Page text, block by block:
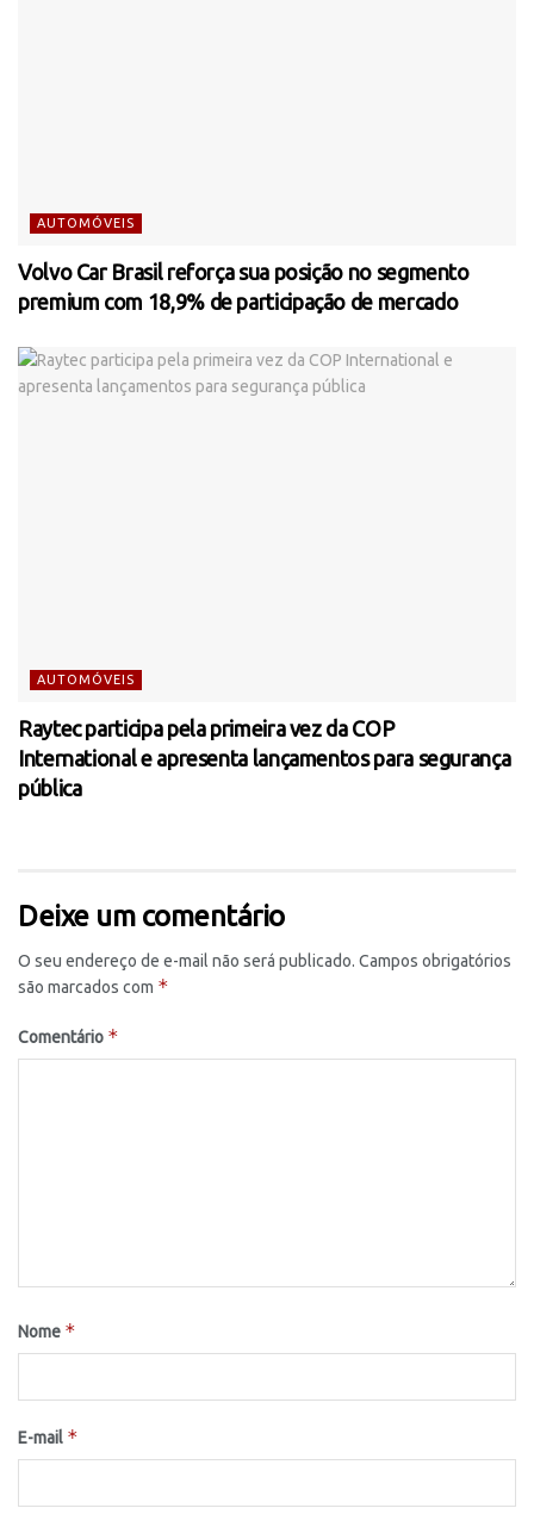
AUTOMÓVEIS
Volvo Car Brasil reforça sua posição no segmento
premium com 18,9% de participação de mercado
AUTOMÓVEIS
Raytec participa pela primeira vez da COP
International e apresenta lançamentos para segurança
pública
Deixe um comentário
O seu endereço de e-mail não será publicado. Campos obrigatórios
são marcados com *
Comentário *
Nome *
E-mail *